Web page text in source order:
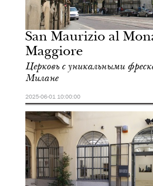
San Maurizio al
Maggiore
Церковь c уникальными
Милане
2025-06-01 10:00:00
Отели
Милан